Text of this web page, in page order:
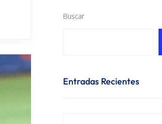
Buscar
Entradas Recientes